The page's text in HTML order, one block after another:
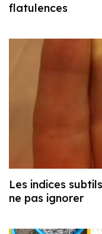
flatulences
Les indices
ne pas ignorer